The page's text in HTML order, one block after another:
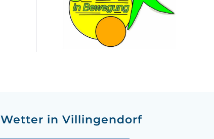
Wetter in Villingendorf